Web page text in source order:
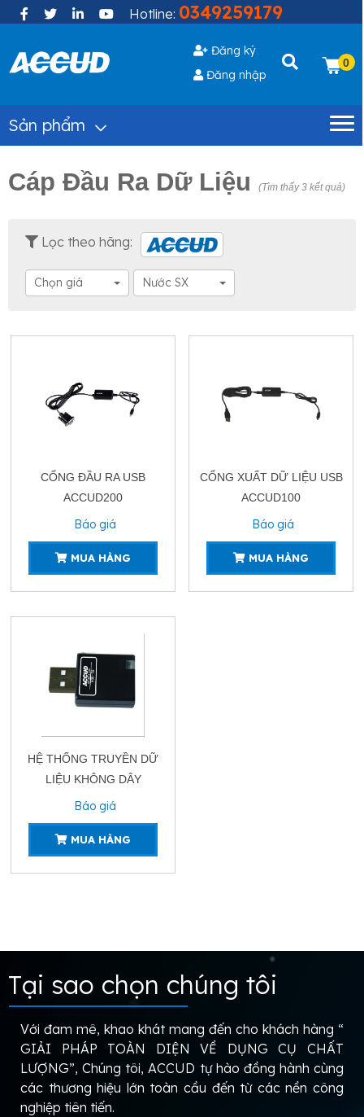
Hotline: 0349259179
Đăng ký
Đăng nhập
0
Sản phẩm
Cáp Đầu Ra Dữ Liệu (Tìm thấy 3 kết quả)
Lọc theo hãng:
Chọn giá Nước SX
CỔNG ĐẦU RA USB
ACCUD200
Báo giá
MUA HÀNG
CỔNG XUẤT DỮ LIỆU USB
ACCUD100
Báo giá
MUA HÀNG
HỆ THỐNG TRUYỀN DỮ
LIỆU KHÔNG DÂY
Báo giá
MUA HÀNG
Tại sao chọn chúng tôi
Với đam mê, khao khát mang đến cho khách hàng “
GIẢI PHÁP TOÀN DIỆN VỀ DỤNG CỤ CHẤT
LƯỢNG”, Chúng tôi, ACCUD tự hào đồng hành cùng
các thương hiệu lớn toàn cầu đến từ các nền công
nghiệp tiên tiến.